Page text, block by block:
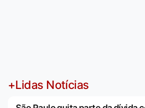
+Lidas Notícias